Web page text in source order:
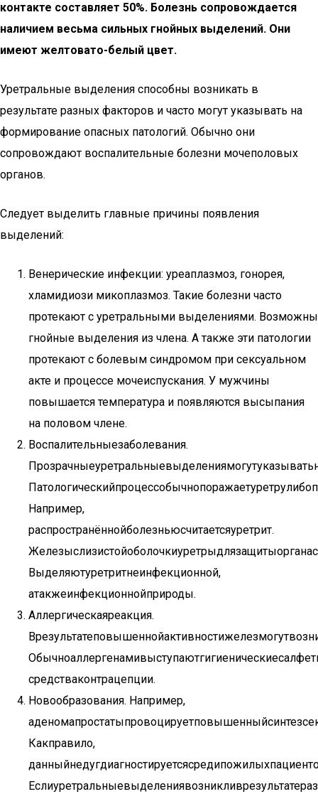
контакте составляет 50%. Болезнь сопровождается
наличием весьма сильных гнойных выделений. Они
имеют желтовато-белый цвет.
Уретральные выделения способны возникать в
результате разных факторов и часто могут указывать на
формирование опасных патологий. Обычно они
сопровождают воспалительные болезни мочеполовых
органов.
Следует выделить главные причины появления
выделений:
Венерические инфекции: уреаплазмоз, гонорея,
хламидиози микоплазмоз. Такие болезни часто
протекают с уретральными выделениями. Возможны
гнойные выделения из члена. А также эти патологии
протекают с болевым синдромом при сексуальном
акте и процессе мочеиспускания. У мужчины
повышается температура и появляются высыпания
на половом члене.
Воспалительныезаболевания.
Например,
распространённойболезньюсчитаетсяуретрит.
Выделяютуретритнеинфекционной,
атакжеинфекционнойприроды.
Аллергическаяреакция.
средстваконтрацепции.
Новообразования. Например,
Какправило,